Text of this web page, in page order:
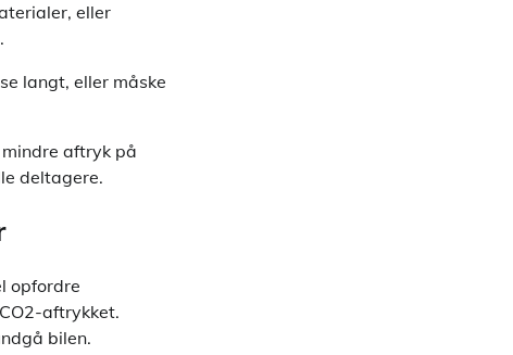
eller
langt, eller måske
aftryk på
deltagere.
opfordre
aftrykket.
bilen.